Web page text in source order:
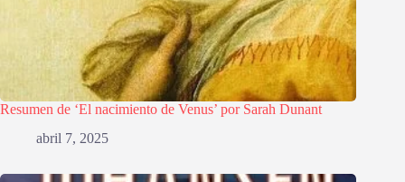
Resumen de ‘El nacimiento de Venus’ por Sarah Dunant
abril 7, 2025